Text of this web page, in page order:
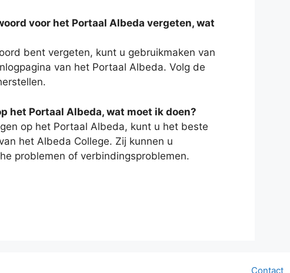
voor het Portaal Albeda vergeten, wat
bent vergeten, kunt u gebruikmaken van
van het Portaal Albeda. Volg de
het Portaal Albeda, wat moet ik doen?
op het Portaal Albeda, kunt u het beste
het Albeda College. Zij kunnen u
problemen of verbindingsproblemen.
Contact